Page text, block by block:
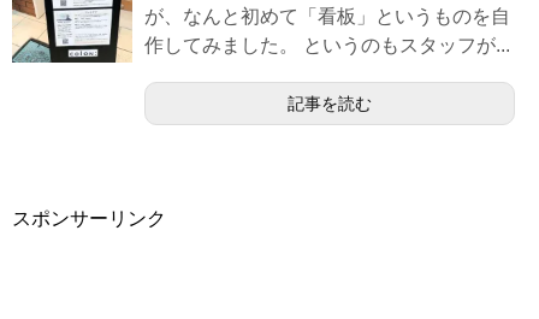
が、なんと初めて「看板」というものを自
作してみました。 というのもスタッフが...
記事を読む
スポンサーリンク